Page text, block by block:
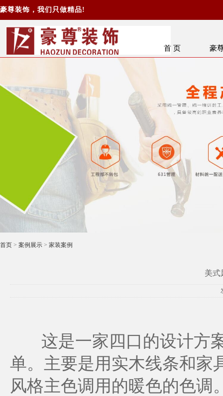
豪尊装饰，我们只做精品!
首 页 豪
首页 > 案例展示 > 家装案例
美
这是一家四口的设计方案
单。主要是用实木线条和家
风格主色调用的暖色的色调